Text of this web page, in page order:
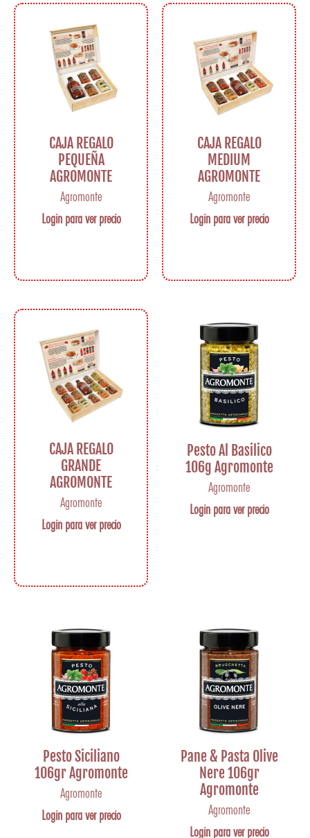
CAJA REGALO
PEQUEÑA
AGROMONTE
Agromonte
Login para ver precio
CAJA REGALO
MEDIUM
AGROMONTE
Agromonte
Login para ver precio
CAJA REGALO
GRANDE
AGROMONTE
Agromonte
Login para ver precio
Pesto Al Basilico
106g Agromonte
Agromonte
Login para ver precio
Pesto Siciliano
106gr Agromonte
Agromonte
Login para ver precio
Pane & Pasta Olive
Nere 106gr
Agromonte
Agromonte
Login para ver precio